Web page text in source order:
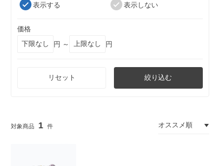
表示する
表示しない
価格
円 ～
円
リセット 絞り込む
1